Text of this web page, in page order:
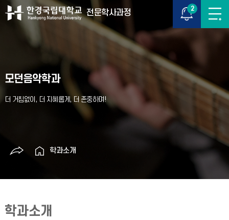
전문학사과정 2
모던음악학과
학과소개
학과소개